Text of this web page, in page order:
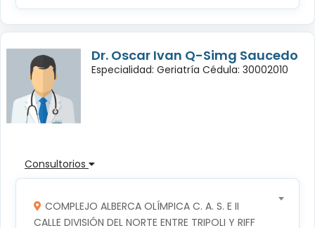
Dr. Oscar Ivan Q-Simg Saucedo
Especialidad: Geriatría Cédula: 30002010
Consultorios
COMPLEJO ALBERCA OLÍMPICA C. A. S. E II
CALLE DIVISIÓN DEL NORTE ENTRE TRIPOLI Y RIFF